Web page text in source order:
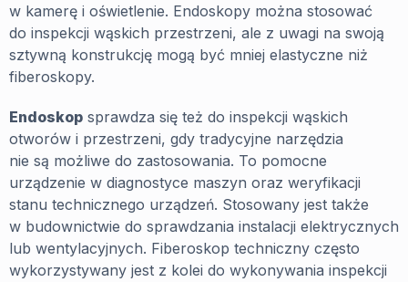
w kamerę i oświetlenie. Endoskopy można stosować
do inspekcji wąskich przestrzeni, ale z uwagi na swoją
sztywną konstrukcję mogą być mniej elastyczne niż
fiberoskopy.
Endoskop sprawdza się też do inspekcji wąskich
otworów i przestrzeni, gdy tradycyjne narzędzia
nie są możliwe do zastosowania. To pomocne
urządzenie w diagnostyce maszyn oraz weryfikacji
stanu technicznego urządzeń. Stosowany jest także
w budownictwie do sprawdzania instalacji elektrycznych
lub wentylacyjnych. Fiberoskop techniczny często
wykorzystywany jest z kolei do wykonywania inspekcji